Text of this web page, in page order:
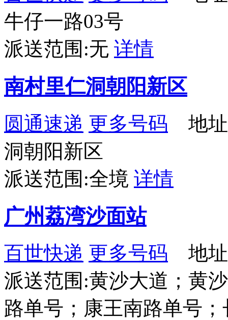
牛仔一路03号
派送范围:无 详情
南村里仁洞朝阳新区
圆通速递 更多号码 地址
洞朝阳新区
派送范围:全境 详情
广州荔湾沙面站
百世快递 更多号码 地址
派送范围:黄沙大道；黄
路单号；康王南路单号